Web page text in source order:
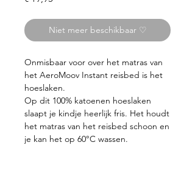
Niet meer beschikbaar ♡
Onmisbaar voor over het matras van
het AeroMoov Instant reisbed is het
hoeslaken.
Op dit 100% katoenen hoeslaken
slaapt je kindje heerlijk fris. Het houdt
het matras van het reisbed schoon en
je kan het op 60°C wassen.